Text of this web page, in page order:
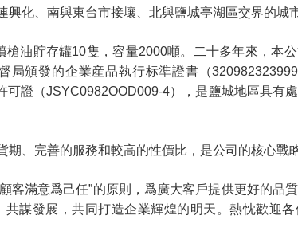
化、南與東台市接壤、北與鹽城亭湖區交界的城
貯存罐10隻，容量2000噸。二十多年來，本公
頒發的企業産品執行标準證書（
證（JSYC0982OOD009-4），是鹽城地區具有
完善的服務和較高的性價比，是公司的核心戰略
滿意爲己任”的原則，爲廣大客戶提供更好的品
謀發展，共同打造企業輝煌的明天。熱忱歡迎